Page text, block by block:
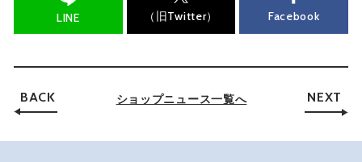
LINE （旧Twitter） Facebook
BACK ショップニュース一覧へ NEXT